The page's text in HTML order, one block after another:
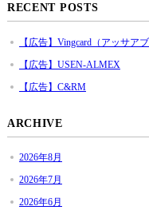
RECENT POSTS
【広告】Vingcard（アッサア
【広告】USEN-ALMEX
【広告】C&RM
ARCHIVE
2026年8月
2026年7月
2026年6月